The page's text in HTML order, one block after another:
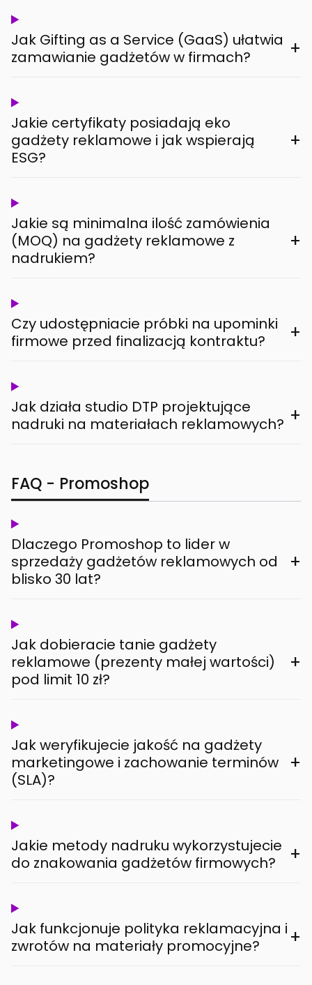
Jak Gifting as a Service (GaaS) ułatwia
zamawianie gadżetów w firmach?
+
Jakie certyfikaty posiadają eko
gadżety reklamowe i jak wspierają
ESG?
+
Jakie są minimalna ilość zamówienia
(MOQ) na gadżety reklamowe z
nadrukiem?
+
Czy udostępniacie próbki na upominki
firmowe przed finalizacją kontraktu?
+
Jak działa studio DTP projektujące
nadruki na materiałach reklamowych? +
FAQ - Promoshop
Dlaczego Promoshop to lider w
sprzedaży gadżetów reklamowych od
blisko 30 lat?
+
Jak dobieracie tanie gadżety
reklamowe (prezenty małej wartości)
pod limit 10 zł?
+
Jak weryfikujecie jakość na gadżety
marketingowe i zachowanie terminów
(SLA)?
+
Jakie metody nadruku wykorzystujecie
do znakowania gadżetów firmowych?
+
Jak funkcjonuje polityka reklamacyjna i
zwrotów na materiały promocyjne?
+